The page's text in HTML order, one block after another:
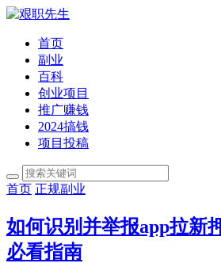
首页
副业
百科
创业项目
推广赚钱
2024搞钱
项目投稿
首页 正规副业
如何识别并举报app拉新
必看指南